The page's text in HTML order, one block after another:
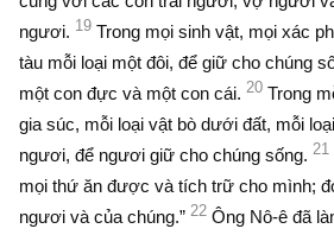
ngươi. 19 Trong mọi sinh vật, mọi xác
tàu mỗi loại một đôi, để giữ cho chúng
một con đực và một con cái. 20 Trong
gia súc, mỗi loại vật bò dưới đất, mỗi
ngươi, để ngươi giữ cho chúng sống. 21
mọi thứ ăn được và tích trữ cho mình;
ngươi và của chúng.” 22 Ông Nô-ê đã